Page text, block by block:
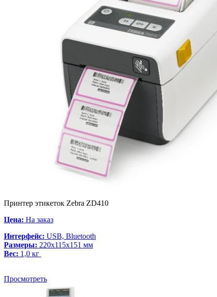
Принтер этикеток Zebra ZD410
Цена: На заказ
Интерфейс: USB, Bluetooth
Размеры: 220x115x151 мм
Вес: 1,0 кг
Просмотреть